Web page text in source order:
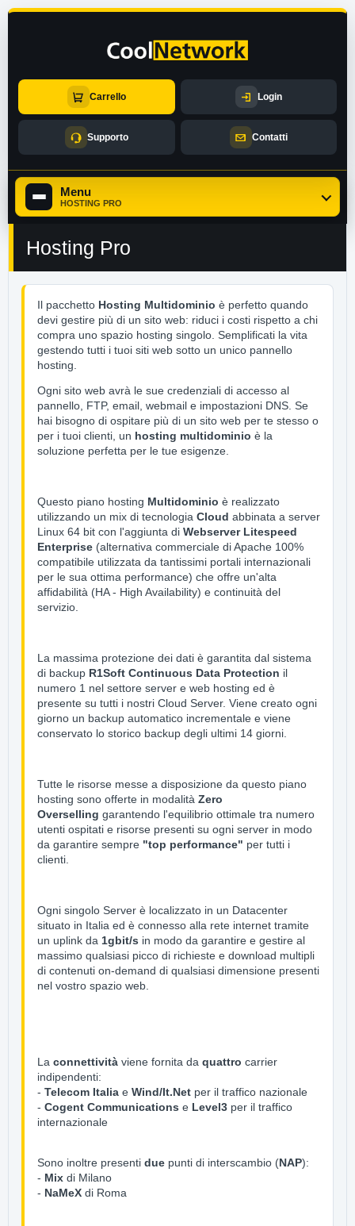
Carrello Login
Supporto Contatti
Menu
HOSTING PRO
Hosting Pro
Il pacchetto Hosting Multidominio è perfetto quando
devi gestire più di un sito web: riduci i costi rispetto a chi
compra uno spazio hosting singolo. Semplificati la vita
gestendo tutti i tuoi siti web sotto un unico pannello
hosting.
Ogni sito web avrà le sue credenziali di accesso al
pannello, FTP, email, webmail e impostazioni DNS. Se
hai bisogno di ospitare più di un sito web per te stesso o
per i tuoi clienti, un hosting multidominio è la
soluzione perfetta per le tue esigenze.
Questo piano hosting Multidominio è realizzato
utilizzando un mix di tecnologia Cloud abbinata a server
Linux 64 bit con l'aggiunta di Webserver Litespeed
Enterprise (alternativa commerciale di Apache 100%
compatibile utilizzata da tantissimi portali internazionali
per le sua ottima performance) che offre un'alta
affidabilità (HA - High Availability) e continuità del
servizio.
La massima protezione dei dati è garantita dal sistema
di backup R1Soft Continuous Data Protection il
numero 1 nel settore server e web hosting ed è
presente su tutti i nostri Cloud Server. Viene creato ogni
giorno un backup automatico incrementale e viene
conservato lo storico backup degli ultimi 14 giorni.
Tutte le risorse messe a disposizione da questo piano
hosting sono offerte in modalità Zero
Overselling garantendo l'equilibrio ottimale tra numero
utenti ospitati e risorse presenti su ogni server in modo
da garantire sempre "top performance" per tutti i
clienti.
Ogni singolo Server è localizzato in un Datacenter
situato in Italia ed è connesso alla rete internet tramite
un uplink da 1gbit/s in modo da garantire e gestire al
massimo qualsiasi picco di richieste e download multipli
di contenuti on-demand di qualsiasi dimensione presenti
nel vostro spazio web.
La connettività viene fornita da quattro carrier
indipendenti:
- Telecom Italia e Wind/It.Net per il traffico nazionale
- Cogent Communications e Level3 per il traffico
internazionale
Sono inoltre presenti due punti di interscambio (NAP):
- Mix di Milano
- NaMeX di Roma